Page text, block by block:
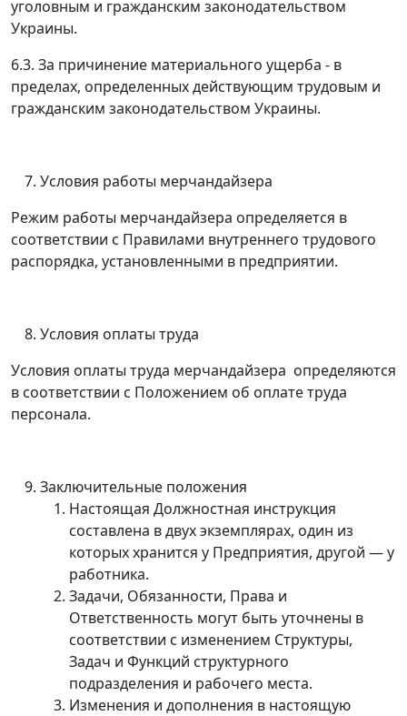
уголовным и гражданским законодательством
Украины.
6.3. За причинение материального ущерба - в
пределах, определенных действующим трудовым и
гражданским законодательством Украины.
Условия работы мерчандайзера
Режим работы мерчандайзера определяется в
соответствии с Правилами внутреннего трудового
распорядка, установленными в предприятии.
Условия оплаты труда
Условия оплаты труда мерчандайзера определяются
в соответствии с Положением об оплате труда
персонала.
Заключительные положения
Настоящая Должностная инструкция
составлена в двух экземплярах, один из
которых хранится у Предприятия, другой —у
работника.
Задачи, Обязанности, Права и
Ответственность могут быть уточнены в
соответствии с изменением Структуры,
Задач и Функций структурного
подразделения и рабочего места.
Изменения и дополнения в настоящую